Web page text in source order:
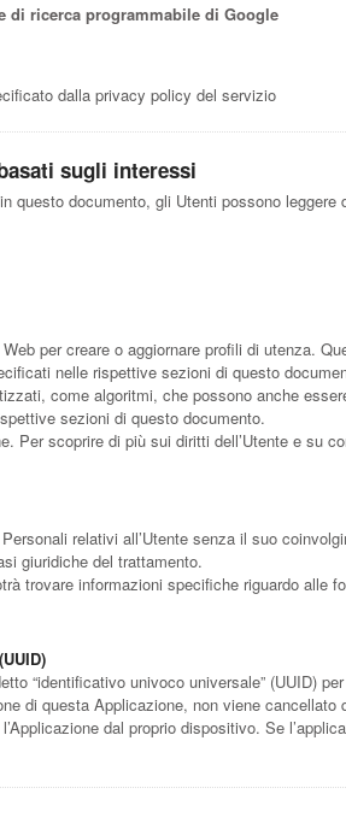
di ricerca programmabile di Google
dalla privacy policy del servizio
sugli interessi
documento, gli Utenti possono
per creare o aggiornare profili di utenza.
nelle rispettive sezioni di questo
come algoritmi, che possono anche
sezioni di questo documento.
Per scoprire di più sui diritti dell’Utente e su
relativi all’Utente senza il suo
giuridiche del trattamento.
trovare informazioni specifiche riguardo alle
“identificativo univoco universale” (UUID)
di questa Applicazione, non viene cancellato
dal proprio dispositivo. Se